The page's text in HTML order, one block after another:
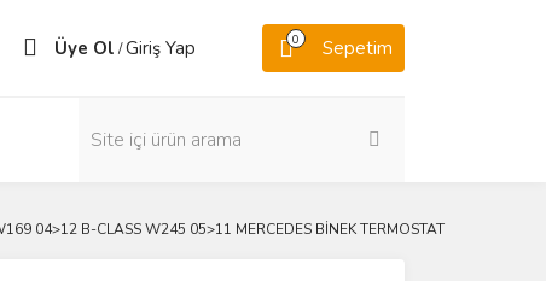
Üye Ol /Giriş Yap 0 Sepetim
04>12 B-CLASS W245 05>11 MERCEDES BİNEK TERMOSTAT